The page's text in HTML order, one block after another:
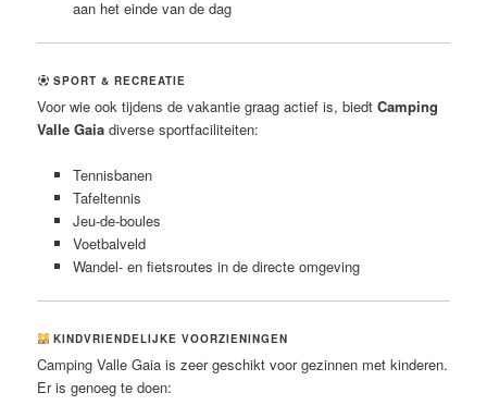
aan het einde van de dag
SPORT & RECREATIE
Voor wie ook tijdens de vakantie graag actief is, biedtCamping
Valle Gaia diverse sportfaciliteiten:
Tennisbanen
Tafeltennis
Jeu-de-boules
Voetbalveld
Wandel- en fietsroutes in de directe omgeving
KINDVRIENDELIJKE VOORZIENINGEN
Camping Valle Gaia is zeer geschikt voor gezinnen met kinderen.
Er is genoeg te doen: